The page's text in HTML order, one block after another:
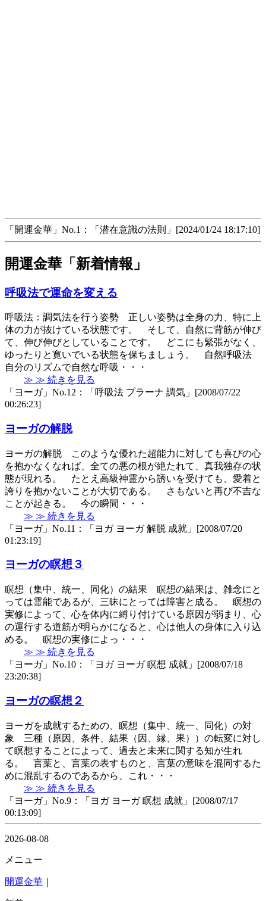
「開運金華」No.1：「潜在意識の法則」[2024/01/24 18:17:10]
開運金華「新着情報」
呼吸法で運命を変える
呼吸法：調気法を行う姿勢 正しい姿勢は全身の力、特に上
体の力が抜けている状態です。 そして、自然に背筋が伸び
て、伸び伸びとしていることです。 どこにも緊張がなく、
ゆったりと寛いでいる状態を保ちましょう。 自然呼吸法
自分のリズムで自然な呼吸・・・
≫ ≫ 続きを見る
「ヨーガ」No.12：「呼吸法 プラーナ 調気」[2008/07/22
00:26:23]
ヨーガの解脱
ヨーガの解脱 このような優れた超能力に対しても喜びの心
を抱かなくなれば、全ての悪の根が絶たれて、真我独存の状
態が現れる。 たとえ高級神霊から誘いを受けても、愛着と
誇りを抱かないことが大切である。 さもないと再び不吉な
ことが起きる。 今の瞬間・・・
≫ ≫ 続きを見る
「ヨーガ」No.11：「ヨガ ヨーガ 解脱 成就」[2008/07/20
01:23:19]
ヨーガの瞑想３
瞑想（集中、統一、同化）の結果 瞑想の結果は、雑念にと
っては霊能であるが、三昧にとっては障害と成る。 瞑想の
実修によって、心を体内に縛り付けている原因が弱まり、心
の運行する道筋が明らかになると、心は他人の身体に入り込
める。 瞑想の実修によっ・・・
≫ ≫ 続きを見る
「ヨーガ」No.10：「ヨガ ヨーガ 瞑想 成就」[2008/07/18
23:20:38]
ヨーガの瞑想２
ヨーガを成就するための、瞑想（集中、統一、同化）の対
象 三種（原因、条件、結果（因、縁、果））の転変に対し
て瞑想することによって、過去と未来に関する知が生れ
る。 言葉と、言葉の表すものと、言葉の意味を混同するた
めに混乱するのであるから、これ・・・
≫ ≫ 続きを見る
「ヨーガ」No.9：「ヨガ ヨーガ 瞑想 成就」[2008/07/17
00:13:09]
2026-08-08
メニュー
開運金華